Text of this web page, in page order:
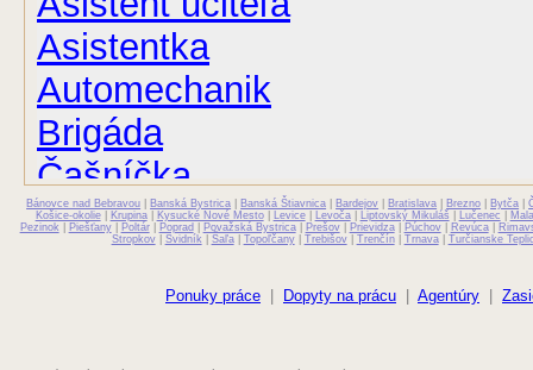
Asistentka
Automechanik
Brigáda
Čašníčka
Čašník
Farmaceut
Bánovce nad Bebravou Banská Bystrica Banská Štiavnica Bardejov Bratislava Brezno Bytča |
Košice-okolie| Krupina| Kysucké Nové Mesto| Levice| Levoča| Liptovský Mikuláš Lučenec
Pezinok
Piešťany| Poltár| Poprad Považská Bystrica| Prešov| Prievidza| Púchov| Revúca|
Stropkov| Svidník Šaľa| Topoľčany| Trebišov| Trenčín| Trnava| Turčianske
Ponuky práce Dopyty na prácu Agentúry